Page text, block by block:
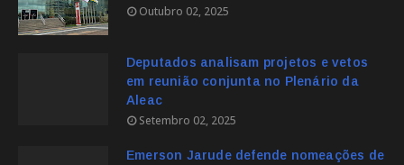
Outubro 02, 2025
Deputados analisam projetos e vetos
em reunião conjunta no Plenário da
Aleac
Setembro 02, 2025
Emerson Jarude defende nomeações de